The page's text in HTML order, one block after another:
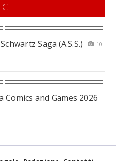
Saga (A.S.S.)
10
and Games 2026